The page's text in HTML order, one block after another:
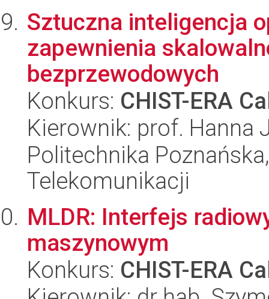
Sztuczna inteligencja
zapewnienia
bezprzewodowych
Konkurs: CHIST-ERA
Kierownik: prof. Hanna
Politechnika
Telekomunikacji
MLDR: Interfejs
maszynowym
Konkurs: CHIST-ERA